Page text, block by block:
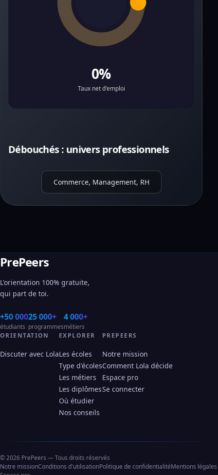
0%
Taux net d'emploi
Débouchés : univers professionnels
Commerce, Management, RH
PrePeers
L'orientation 100% gratuite,
qui part de toi.
+50 000
étudiants
25 000+
programmes
4 000+
métiers
ORIENTATION
Discuter avec Lola
EXPLORER
Les écoles
Type d'écoles
Les métiers
Les diplômes
Où étudier
Nos conseils
PREPEERS
Notre mission
Comment Lola décide
Espace pro
Se connecter
© 2026 PrePeers — Tous droits réservés
Notre missionConditions d'utilisationPolitique de confidentialitéMentions légales